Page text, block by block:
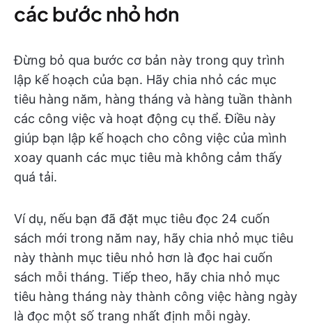
các bước nhỏ hơn
Đừng bỏ qua bước cơ bản này trong quy trình
lập kế hoạch của bạn. Hãy chia nhỏ các mục
tiêu hàng năm, hàng tháng và hàng tuần thành
các công việc và hoạt động cụ thể. Điều này
giúp bạn lập kế hoạch cho công việc của mình
xoay quanh các mục tiêu mà không cảm thấy
quá tải.
Ví dụ, nếu bạn đã đặt mục tiêu đọc 24 cuốn
sách mới trong năm nay, hãy chia nhỏ mục tiêu
này thành mục tiêu nhỏ hơn là đọc hai cuốn
sách mỗi tháng. Tiếp theo, hãy chia nhỏ mục
tiêu hàng tháng này thành công việc hàng ngày
là đọc một số trang nhất định mỗi ngày.